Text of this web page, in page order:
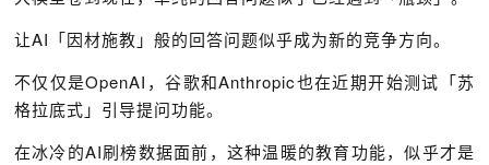
让AI「因材施教」般的回答问题似乎成为新的竞争方向。
不仅仅是OpenAI，谷歌和Anthropic也在近期开始测试「苏
格拉底式」引导提问功能。
在冰冷的AI刷榜数据面前，这种温暖的教育功能，似乎才是